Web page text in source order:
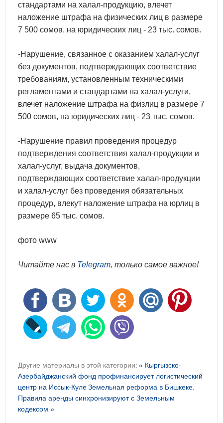
стандартами на халал-продукцию, влечет
наложение штрафа на физических лиц в размере
7 500 сомов, на юридических лиц - 23 тыс. сомов.
-Нарушение, связанное с оказанием халал-услуг
без документов, подтверждающих соответствие
требованиям, установленным техническими
регламентами и стандартами на халал-услуги,
влечет наложение штрафа на физлиц в размере 7
500 сомов, на юридических лиц - 23 тыс. сомов.
-Нарушение правил проведения процедур
подтверждения соответствия халал-продукции и
халал-услуг, выдача документов,
подтверждающих соответствие халал-продукции
и халал-услуг без проведения обязательных
процедур, влекут наложение штрафа на юрлиц в
размере 65 тыс. сомов.
фото www
Читайте нас в Telegram, только самое важное!
Другие материалы в этой категории: « Кыргызско-
Азербайджанский фонд профинансирует логистический
центр на Иссык-КулеЗемельная реформа в Бишкеке.
Правила аренды синхронизируют с Земельным
кодексом »